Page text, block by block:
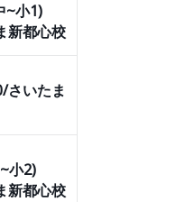
~小1)
新都心校
さいたま
小2)
新都心校